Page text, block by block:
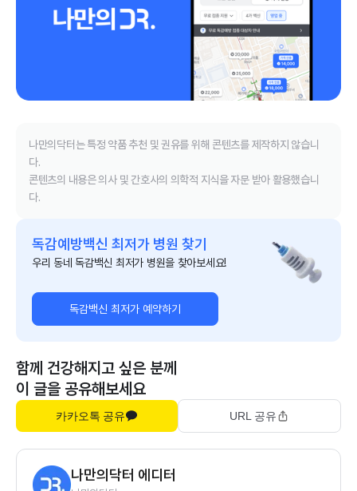
나만의닥터는 특정 약품 추천 및 권유를 위해 콘텐츠를 제작하지 않습니
다.
콘텐츠의 내용은 의사 및 간호사의 의학적 지식을 자문 받아 활용했습니
다.
독감예방백신 최저가 병원 찾기
우리 동네 독감백신 최저가 병원을 찾아보세요!
독감백신 최저가 예약하기
함께 건강해지고 싶은 분께
이 글을 공유해보세요
카카오톡 공유 URL 공유
나만의닥터 에디터